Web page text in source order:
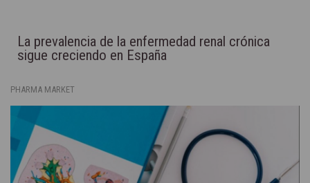
La prevalencia de la enfermedad renal crónica
sigue creciendo en España
PHARMA MARKET